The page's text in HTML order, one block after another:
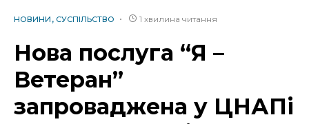
НОВИНИ СУСПІЛЬСТВО 1 хвилина читання
Нова послуга “Я –
Ветеран”
запроваджена у ЦНАПі